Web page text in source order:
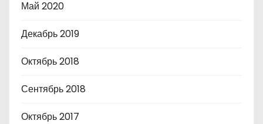
Май 2020
Декабрь 2019
Октябрь 2018
Сентябрь 2018
Октябрь 2017